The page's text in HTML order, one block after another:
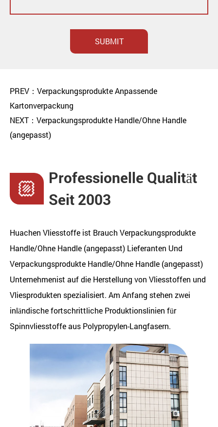
uell)
SUBMIT
PREV：Verpackungsprodukte Anpassende
Kartonverpackung
NEXT：Verpackungsprodukte Handle/Ohne Handle
(angepasst)
Professionelle Qualität
Seit 2003
Huachen Vliesstoffe ist Brauch Verpackungsprodukte
Handle/Ohne Handle (angepasst) Lieferanten Und
Verpackungsprodukte Handle/Ohne Handle (angepasst)
Unternehmenist auf die Herstellung von Vliesstoffen und
Vliesprodukten spezialisiert. Am Anfang stehen zwei
inländische fortschrittliche Produktionslinien für
Spinnvliesstoffe aus Polypropylen-Langfasern.